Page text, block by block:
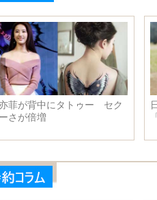
李克強総理、オーストラリアの
ターンブル首相と中豪首相年度